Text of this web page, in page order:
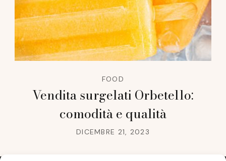
FOOD
Vendita surgelati Orbetello:
comodità e qualità
DICEMBRE 21, 2023